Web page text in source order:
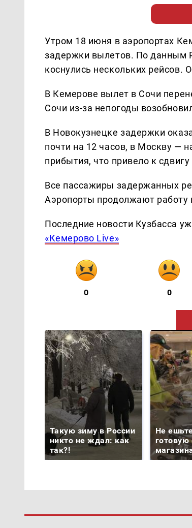
Утром 18 июня в аэропортах
задержки вылетов. По данным
коснулись нескольких рейсов.
В Кемерове вылет в Сочи
Сочи из-за непогоды
В Новокузнецке задержки
почти на 12 часов, в Москву —
прибытия, что привело к
Все пассажиры задержанных
Аэропорты продолжают
Последние новости Кузбасса
«Кемерово Live»
0 0
Такую зиму в России
никто не ждал: как
так?!
Не
готовую